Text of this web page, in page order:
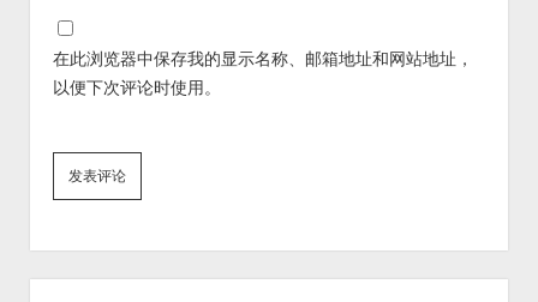
在此浏览器中保存我的显示名称、邮箱地址和网站地址，
以便下次评论时使用。